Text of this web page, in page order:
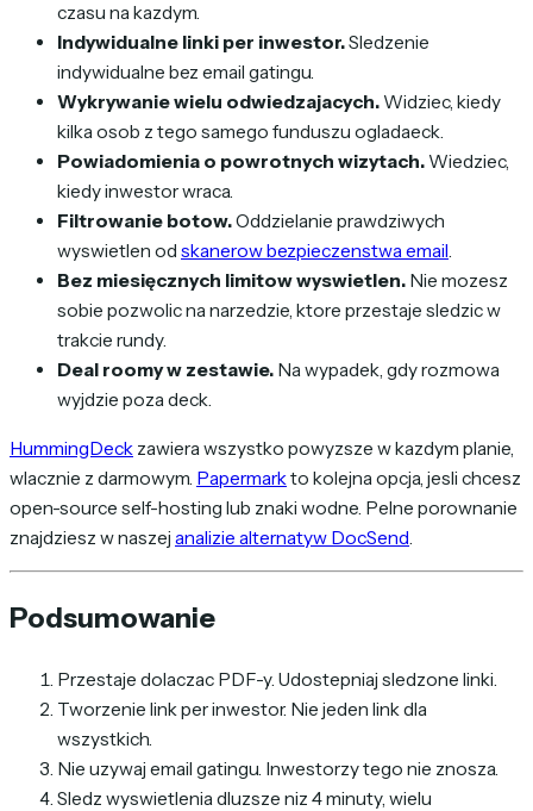
czasu na kazdym.
Indywidualne linki per inwestor.Sledzenie
indywidualne bez email gatingu.
Wykrywanie wielu odwiedzajacych. Widziec, kiedy
kilka osob z tego samego funduszu ogladaeck.
Powiadomienia o powrotnych wizytach. Wiedziec,
kiedy inwestor wraca.
Filtrowanie botow.Oddzielanie prawdziwych
wyswietlen od skanerow bezpieczenstwa email.
Bez miesięcznych limitow wyswietlen. Nie mozesz
sobie pozwolic na narzedzie, ktore przestaje sledzic w
trakcie rundy.
Deal roomy w zestawie. Na wypadek, gdy rozmowa
wyjdzie poza deck.
HummingDeck zawiera wszystko powyzsze w kazdym planie,
wlacznie z darmowym. Papermarkto kolejna opcja, jesli chcesz
open-source self-hosting lub znaki wodne. Pelne porownanie
znajdziesz w naszej analizie alternatyw DocSend
Podsumowanie
Przestaje dolaczac PDF-y. Udostepniaj sledzone linki.
Tworzenie link per inwestor. Nie jeden link dla
wszystkich.
Nie uzywaj email gatingu. Inwestorzy tego nie znosza.
Sledz wyswietlenia dluzsze niz 4 minuty, wielu